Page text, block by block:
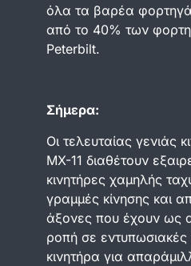
όλα τα βαρέα
από το 40% των
Peterbilt.
Σήμερα:
Οι τελευταίας γενιάς
MX-11 διαθέτουν
κινητήρες χαμηλής
γραμμές κίνησης και
άξονες που έχουν ως
ροπή σε
κινητήρα για